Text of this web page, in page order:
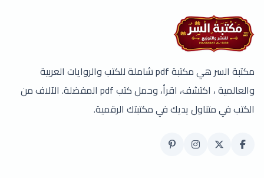
مكتبة السر هي مكتبة pdf شاملة للكتب والروايات العربية
والعالمية ، اكتشف، اقرأ، وحمل كتب pdf المفضلة. الآلاف من
الكتب في متناول يديك في مكتبتك الرقمية.